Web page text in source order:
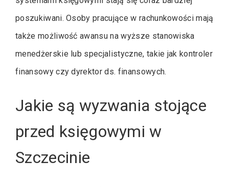
poszukiwani. Osoby pracujące w rachunkowości mają
także możliwość awansu na wyższe stanowiska
menedżerskie lub specjalistyczne, takie jak kontroler
finansowy czy dyrektor ds. finansowych.
Jakie są wyzwania stojące
przed księgowymi w
Szczecinie